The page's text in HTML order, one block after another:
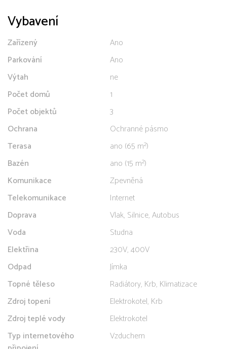
Vybavení
Zařízený
Ano
Parkování
Ano
Výtah
ne
Počet domů
1
Počet objektů
3
Ochrana
Ochranné pásmo
Terasa
ano (65 m²)
Bazén
ano (15 m²)
Komunikace
Zpevněná
Telekomunikace
Internet
Doprava
Vlak, Silnice, Autobus
Voda
Studna
Elektřina
230V, 400V
Odpad
Jímka
Topné těleso
Radiátory, Krb, Klimatizace
Zdroj topení
Elektrokotel, Krb
Zdroj teplé vody
Elektrokotel
Typ internetového
Vzduchem